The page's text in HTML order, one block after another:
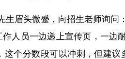
眉头微蹙，向招生老师询问
人员一边递上宣传页，一边
这个分数段可以冲刺，但建议